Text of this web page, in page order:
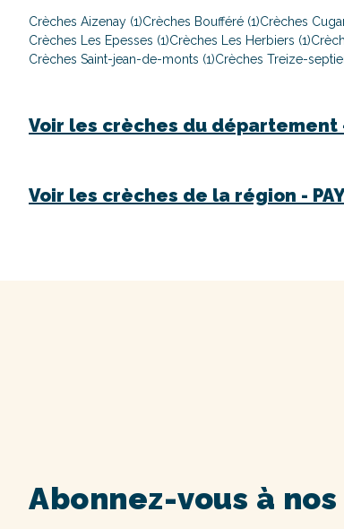
Crèches Aizenay (1)Crèches Boufféré (1)Crèches
Crèches Les Epesses (1)Crèches Les Herbiers (1)
Crèches Saint-jean-de-monts (1)Crèches Treize-
Voir les crèches du département
Voir les crèches de la région -
Abonnez-vous à